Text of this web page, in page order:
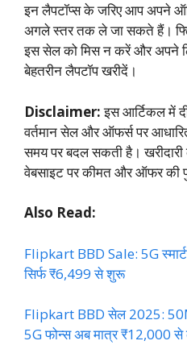
इन लैपटॉप्स के जरिए आप अपने
अगले स्तर तक ले जा सकते हैं।
इस सेल को मिस न करें और अपने
बेहतरीन लैपटॉप खरीदें।
Disclaimer:इस आर्टिकल में
वर्तमान सेल और ऑफर्स पर
समय पर बदल सकती है।
वेबसाइट पर कीमत और ऑफर की
Also Read:
Flipkart BBD Sale: 5G
सिर्फ ₹6,499 से शुरू
Flipkart BBD सेल 2025:
5G फोन्स अब मात्र ₹12,000